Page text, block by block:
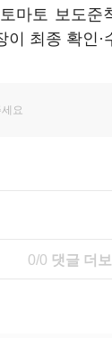
마토 보도준
이 최종 확인·
0/0 댓글 더보